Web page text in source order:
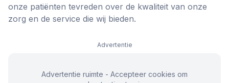
onze patiënten tevreden over de kwaliteit van onze
zorg en de service die wij bieden.
Advertentie
Advertentie ruimte - Accepteer cookies om